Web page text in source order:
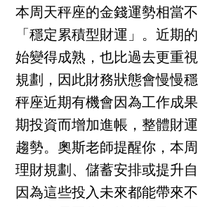
本周天秤座的金錢運勢相當
「穩定累積型財運」。近期
始變得成熟，也比過去更重
規劃，因此財務狀態會慢慢
秤座近期有機會因為工作成
期投資而增加進帳，整體財
趨勢。奧斯老師提醒你，本
理財規劃、儲蓄安排或提升
因為這些投入未來都能帶來